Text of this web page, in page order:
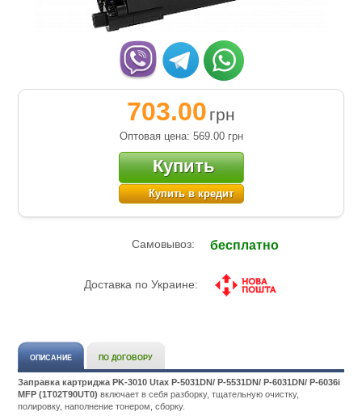
703.00 грн
Оптовая цена: 569.00 грн
Купить
Купить в кредит
Самовывоз: бесплатно
Доставка по Украине:
ОПИСАНИЕ ПО ДОГОВОРУ
Заправка картриджа PK-3010 Utax P-5031DN/ P-5531DN/ P-6031DN/ P-6036i
MFP (1T02T90UT0)включает в себя разборку, тщательную очистку,
полировку, наполнение тонером, сборку.